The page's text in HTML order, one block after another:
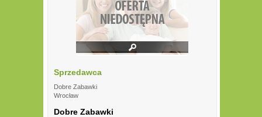
Sprzedawca
Dobre Zabawki
Wrocław
Dobre Zabawki